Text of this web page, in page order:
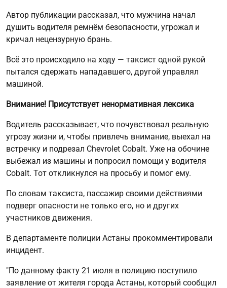
Автор публикации рассказал, что мужчина начал
душить водителя ремнём безопасности, угрожал и
кричал нецензурную брань.
Всё это происходило на ходу — таксист одной рукой
пытался сдержать нападавшего, другой управлял
машиной.
Внимание! Присутствует ненормативная лексика
Водитель рассказывает, что почувствовал реальную
угрозу жизни и, чтобы привлечь внимание, выехал на
встречку и подрезал Chevrolet Cobalt. Уже на обочине
выбежал из машины и попросил помощи у водителя
Cobalt. Тот откликнулся на просьбу и помог ему.
По словам таксиста, пассажир своими действиями
подверг опасности не только его, но и других
участников движения.
В департаменте полиции Астаны прокомментировали
инцидент.
"По данному факту 21 июля в полицию поступило
заявление от жителя города Астаны, который сообщил